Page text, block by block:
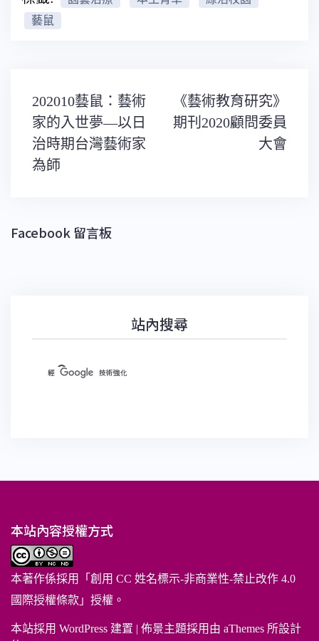
藝鼠
文
章
導
覽
202010藝鼠：藝術
家的入世夢—以日
治時期台灣藝術家
為師
《藝術教育研究》
期刊2020顧問委員
大會
Facebook 留言板
站內搜尋
本站內容授權方式
本著作係採用「 創用 CC 姓名標示-非商業性-禁止改作 4.0
國際授權條款 」授權。
本站採用 WordPress 建置 | 佈景主題採用由 aThemes 所設計